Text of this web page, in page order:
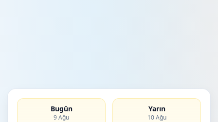
Bugün
9 Ağu
Yarın
10 Ağu